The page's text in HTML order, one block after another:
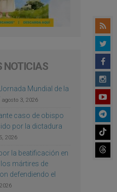
NOTICIAS
Mundial de la
agosto 3, 2026
caso de obispo
por la dictadura
2026
la beatificación en
mártires de
defendiendo el